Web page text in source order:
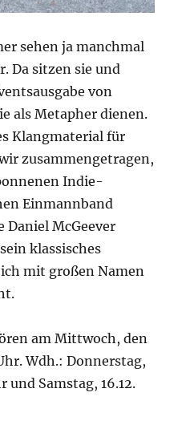
sehen ja manchmal
Da sitzen sie und
von
als Metapher dienen.
Klangmaterial für
zusammengetragen,
Indie-
Einmannband
Daniel McGeever
klassisches
mit großen Namen
am Mittwoch, den
Wdh.: Donnerstag,
und Samstag, 16.12.